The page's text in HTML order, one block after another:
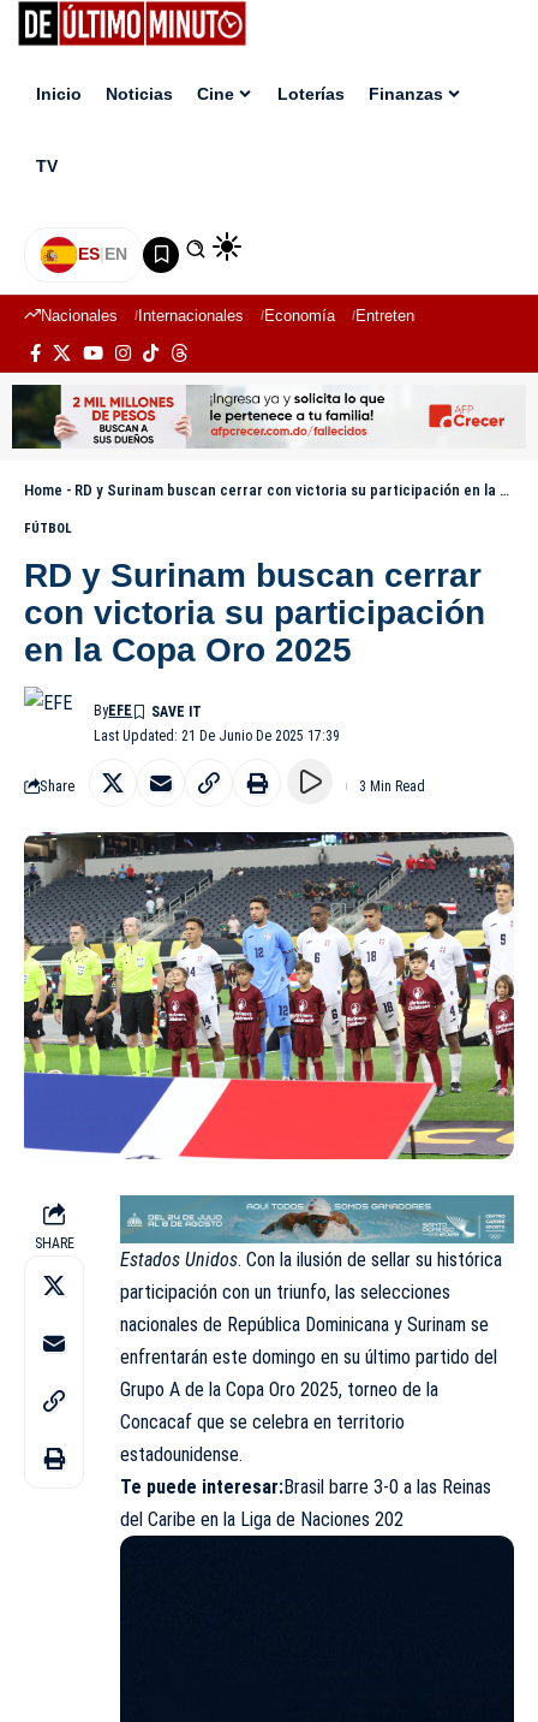
Inicio Noticias Cine Loterías Finanzas
TV
ES|EN
Nacionales Internacionales Economía Entretenimiento
Home - RD y Surinam buscan cerrar con victoria su participación en la Copa Oro 2025
FÚTBOL
RD y Surinam buscan cerrar
con victoria su participación
en la Copa Oro 2025
Last Updated: 21 De Junio De 2025 17:39
ByEFE
Share 3 Min Read
SHARE
Estados Unidos. Con la ilusión de sellar su histórica
participación con un triunfo, las selecciones
nacionales de República Dominicana y Surinam se
enfrentarán este domingo en su último partido del
Grupo A de la Copa Oro 2025, torneo de la
Concacaf que se celebra en territorio
estadounidense.
Te puede interesar:Brasil barre 3-0 a las Reinas
del Caribe en la Liga de Naciones 202